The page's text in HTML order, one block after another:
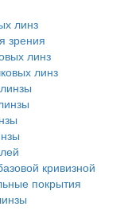
линз
зрения
линз
линз
кривизной
покрытия